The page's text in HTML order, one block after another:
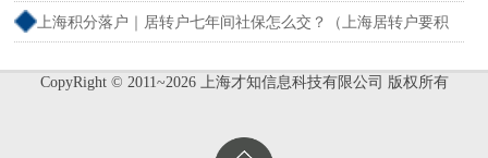
要排多久）
上海积分落户｜居转户七年间社保怎么交？（上海居转户要积
CopyRight © 2011~2026 上海才知信息科技有限公司 版权所有